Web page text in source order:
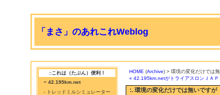
「まさ」のあれこれWeblog
::これは（たぶん）便利！
= 42.195km.net
- トレッドミルシミュレーター
HOME (Archive) > 環境の変化だけでは
« 42.195km.netがトライアスロンＪＡＰ
:. 環境の変化だけでは無いですが